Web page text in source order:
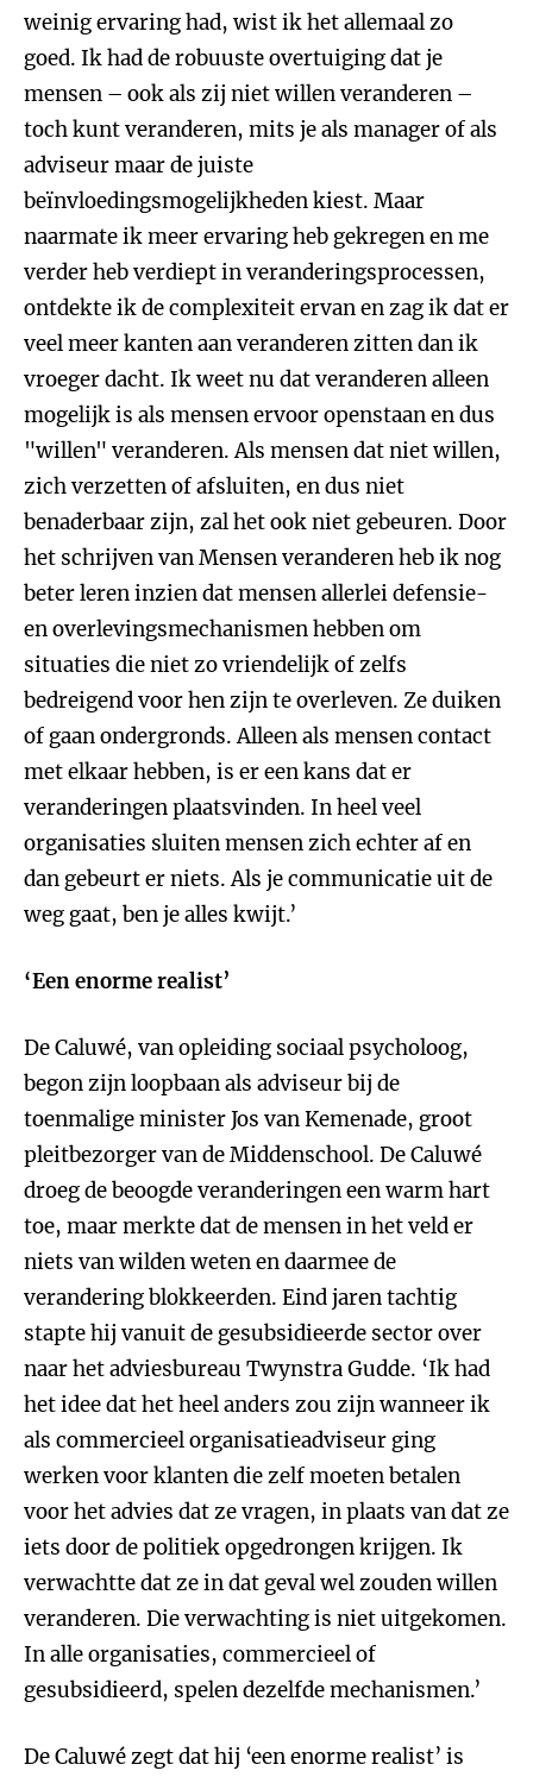
weinig ervaring had, wist ik het allemaal zo
goed. Ik had de robuuste overtuiging dat je
mensen – ook als zij niet willen veranderen –
toch kunt veranderen, mits je als manager of als
adviseur maar de juiste
beïnvloedingsmogelijkheden kiest. Maar
naarmate ik meer ervaring heb gekregen en me
verder heb verdiept in veranderingsprocessen,
ontdekte ik de complexiteit ervan en zag ik dat er
veel meer kanten aan veranderen zitten dan ik
vroeger dacht. Ik weet nu dat veranderen alleen
mogelijk is als mensen ervoor openstaan en dus
"willen" veranderen. Als mensen dat niet willen,
zich verzetten of afsluiten, en dus niet
benaderbaar zijn, zal het ook niet gebeuren. Door
het schrijven van Mensen veranderen heb ik nog
beter leren inzien dat mensen allerlei defensie-
en overlevingsmechanismen hebben om
situaties die niet zo vriendelijk of zelfs
bedreigend voor hen zijn te overleven. Ze duiken
of gaan ondergronds. Alleen als mensen contact
met elkaar hebben, is er een kans dat er
veranderingen plaatsvinden. In heel veel
organisaties sluiten mensen zich echter af en
dan gebeurt er niets. Als je communicatie uit de
weg gaat, ben je alles kwijt.’
‘Een enorme realist’
De Caluwé, van opleiding sociaal psycholoog,
begon zijn loopbaan als adviseur bij de
toenmalige minister Jos van Kemenade, groot
pleitbezorger van de Middenschool. De Caluwé
droeg de beoogde veranderingen een warm hart
toe, maar merkte dat de mensen in het veld er
niets van wilden weten en daarmee de
verandering blokkeerden. Eind jaren tachtig
stapte hij vanuit de gesubsidieerde sector over
naar het adviesbureau Twynstra Gudde. ‘Ik had
het idee dat het heel anders zou zijn wanneer ik
als commercieel organisatieadviseur ging
werken voor klanten die zelf moeten betalen
voor het advies dat ze vragen, in plaats van dat ze
iets door de politiek opgedrongen krijgen. Ik
verwachtte dat ze in dat geval wel zouden willen
veranderen. Die verwachting is niet uitgekomen.
In alle organisaties, commercieel of
gesubsidieerd, spelen dezelfde mechanismen.’
De Caluwé zegt dat hij ‘een enorme realist’ is